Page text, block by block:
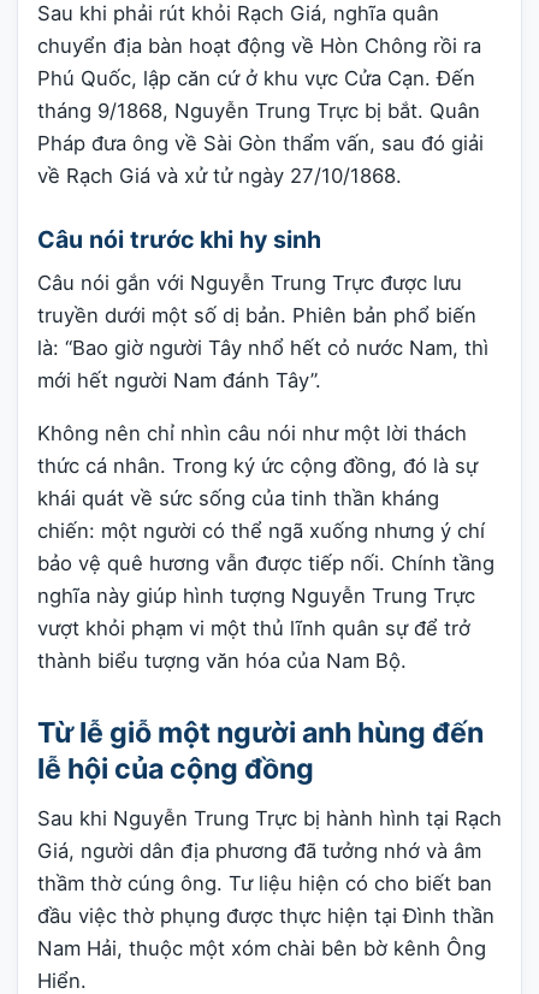
Sau khi phải rút khỏi Rạch Giá, nghĩa quân
chuyển địa bàn hoạt động về Hòn Chông rồi ra
Phú Quốc, lập căn cứ ở khu vực Cửa Cạn. Đến
tháng 9/1868, Nguyễn Trung Trực bị bắt. Quân
Pháp đưa ông về Sài Gòn thẩm vấn, sau đó giải
về Rạch Giá và xử tử ngày 27/10/1868.
Câu nói trước khi hy sinh
Câu nói gắn với Nguyễn Trung Trực được lưu
truyền dưới một số dị bản. Phiên bản phổ biến
là: “Bao giờ người Tây nhổ hết cỏ nước Nam, thì
mới hết người Nam đánh Tây”.
Không nên chỉ nhìn câu nói như một lời thách
thức cá nhân. Trong ký ức cộng đồng, đó là sự
khái quát về sức sống của tinh thần kháng
chiến: một người có thể ngã xuống nhưng ý chí
bảo vệ quê hương vẫn được tiếp nối. Chính tầng
nghĩa này giúp hình tượng Nguyễn Trung Trực
vượt khỏi phạm vi một thủ lĩnh quân sự để trở
thành biểu tượng văn hóa của Nam Bộ.
Từ lễ giỗ một người anh hùng đến
lễ hội của cộng đồng
Sau khi Nguyễn Trung Trực bị hành hình tại Rạch
Giá, người dân địa phương đã tưởng nhớ và âm
thầm thờ cúng ông. Tư liệu hiện có cho biết ban
đầu việc thờ phụng được thực hiện tại Đình thần
Nam Hải, thuộc một xóm chài bên bờ kênh Ông
Hiển.